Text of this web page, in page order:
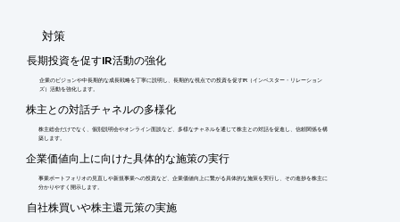
​対策
長期投資を促すIR活動の強化
企業のビジョンや中長期的な成長戦略を丁寧に説明し、長期的な視点での投資を促すIR（インベスター・リレーション
ズ）活動を強化します。
株主との対話チャネルの多様化
株主総会だけでなく、個別説明会やオンライン面談など、多様なチャネルを通じて株主との対話を促進し、信頼関係を構
築します。
企業価値向上に向けた具体的な施策の実行
事業ポートフォリオの見直しや新規事業への投資など、企業価値向上に繋がる具体的な施策を実行し、その進捗を株主に
分かりやすく開示します。
自社株買いや株主還元策の実施